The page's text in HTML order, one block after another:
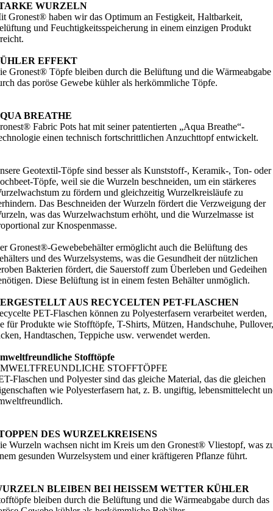
WURZELN
Gronest® haben wir das Optimum an Festigkeit, Haltbarkeit,
und Feuchtigkeitsspeicherung in einem einzigen Produkt
EFFEKT
Gronest® Töpfe bleiben durch die Belüftung und die Wärmeabgabe
das poröse Gewebe kühler als herkömmliche Töpfe.
BREATHE
Fabric Pots hat mit seiner patentierten „Aqua Breathe“-
einen technisch fortschrittlichen Anzuchttopf entwickelt.
Geotextil-Töpfe sind besser als Kunststoff-, Keramik-, Ton- oder
Töpfe, weil sie die Wurzeln beschneiden, um ein stärkeres
zu fördern und gleichzeitig Wurzelkreisläufe zu
Das Beschneiden der Wurzeln fördert die Verzweigung der
was das Wurzelwachstum erhöht, und die Wurzelmasse ist
zur Knospenmasse.
Gronest®-Gewebebehälter ermöglicht auch die Belüftung des
und des Wurzelsystems, was die Gesundheit der nützlichen
Bakterien fördert, die Sauerstoff zum Überleben und Gedeihen
Diese Belüftung ist in einem festen Behälter unmöglich.
AUS RECYCELTEN PET-FLASCHEN
PET-Flaschen können zu Polyesterfasern verarbeitet werden,
für Produkte wie Stofftöpfe, T-Shirts, Mützen, Handschuhe, Pullover,
Handtaschen, Teppiche usw. verwendet werden.
Stofftöpfe
STOFFTÖPFE
Flaschen und Polyester sind das gleiche Material, das die gleichen
wie Polyesterfasern hat, z. B. ungiftig, lebensmittelecht
DES WURZELKREISENS
Wurzeln wachsen nicht im Kreis um den Gronest® Vliestopf, was
gesunden Wurzelsystem und einer kräftigeren Pflanze führt.
BLEIBEN BEI HEISSEM WETTER KÜHLER
bleiben durch die Belüftung und die Wärmeabgabe durch das